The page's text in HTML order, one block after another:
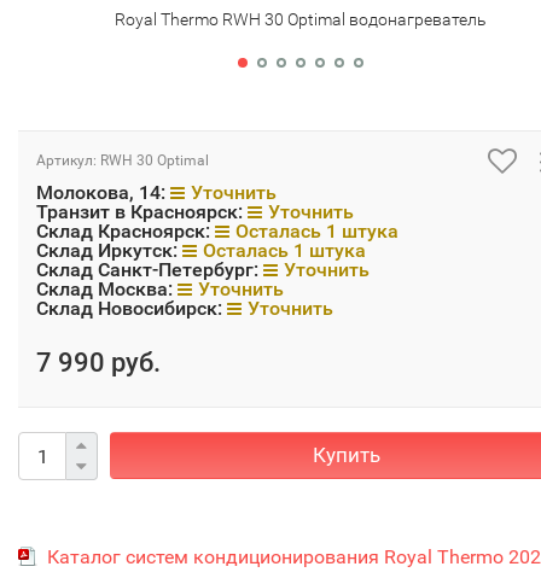
Royal Thermo RWH 30 Optimal водонагреватель
Артикул: RWH 30 Optimal
Молокова, 14:
Уточнить
Транзит в Красноярск:
Уточнить
Склад Красноярск:
Осталась 1 штука
Склад Иркутск:
Осталась 1 штука
Склад Санкт-Петербург:
Уточнить
Склад Москва:
Уточнить
Склад Новосибирск:
Уточнить
7 990 руб.
Купить
Каталог систем кондиционирования Royal Thermo